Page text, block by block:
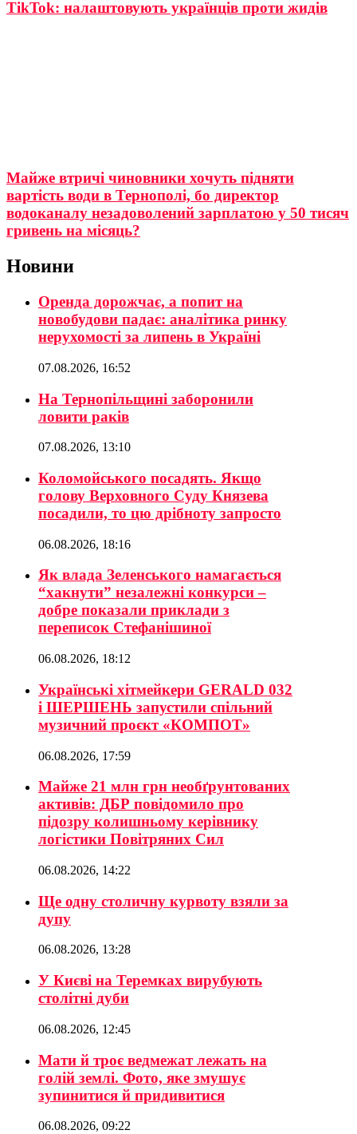
TikTok: налаштовують українців проти жидів
Майже втричі чиновники хочуть підняти
вартість води в Тернополі, бо директор
водоканалу незадоволений зарплатою у 50 тисяч
гривень на місяць?
Новини
Оренда дорожчає, а попит на
новобудови падає: аналітика ринку
нерухомості за липень в Україні
07.08.2026, 16:52
На Тернопільщині заборонили
ловити раків
07.08.2026, 13:10
Коломойського посадять. Якщо
голову Верховного Суду Князева
посадили, то цю дрібноту запросто
06.08.2026, 18:16
Як влада Зеленського намагається
“хакнути” незалежні конкурси –
добре показали приклади з
переписок Стефанішиної
06.08.2026, 18:12
Українські хітмейкери GERALD 032
і ШЕРШЕНЬ запустили спільний
музичний проєкт «КОМПОТ»
06.08.2026, 17:59
Майже 21 млн грн необґрунтованих
активів: ДБР повідомило про
підозру колишньому керівнику
логістики Повітряних Сил
06.08.2026, 14:22
Ще одну столичну курвоту взяли за
дупу
06.08.2026, 13:28
У Києві на Теремках вирубують
столітні дуби
06.08.2026, 12:45
Мати й троє ведмежат лежать на
голій землі. Фото, яке змушує
зупинитися й придивитися
06.08.2026, 09:22